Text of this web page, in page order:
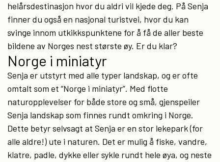
helårsdestinasjon hvor du aldri vil kjede deg. På Senja
finner du også en nasjonal turistvei, hvor du kan
svinge innom utkikkspunktene for å få de aller beste
bildene av Norges nest største øy. Er du klar?
Norge i miniatyr
Senja er utstyrt med alle typer landskap, og er ofte
omtalt som et “Norge i miniatyr”. Med flotte
naturopplevelser for både store og små, gjenspeiler
Senja landskap som finnes rundt omkring i Norge.
Dette betyr selvsagt at Senja er en stor lekepark (for
alle aldre!) ute i naturen. Det er mulig å fiske, vandre,
klatre, padle, dykke eller sykle rundt hele øya, og neste